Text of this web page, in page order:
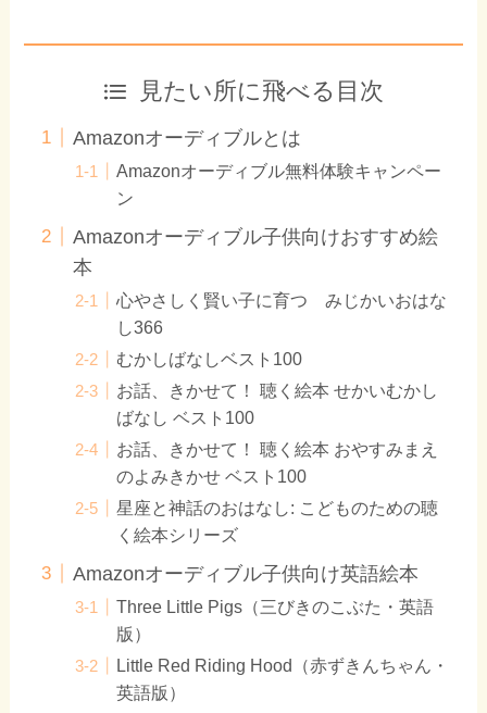
見たい所に飛べる目次
Amazonオーディブルとは
Amazonオーディブル無料体験キャンペー
ン
Amazonオーディブル子供向けおすすめ絵
本
心やさしく賢い子に育つ みじかいおはな
し366
むかしばなしベスト100
お話、きかせて！ 聴く絵本 せかいむかし
ばなし ベスト100
お話、きかせて！ 聴く絵本 おやすみまえ
のよみきかせ ベスト100
星座と神話のおはなし: こどものための聴
く絵本シリーズ
Amazonオーディブル子供向け英語絵本
Three Little Pigs（三びきのこぶた・英語
版）
Little Red Riding Hood（赤ずきんちゃん・
英語版）